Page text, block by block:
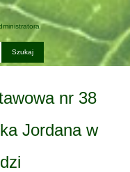
nr 38
Jordana w